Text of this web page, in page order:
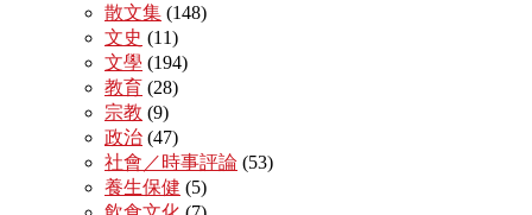
散文集 (148)
文史 (11)
文學 (194)
教育 (28)
宗教 (9)
政治 (47)
社會／時事評論 (53)
養生保健 (5)